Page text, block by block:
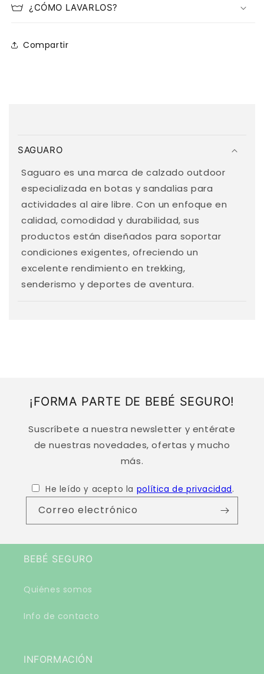
¿CÓMO LAVARLOS?
Compartir
n
t
e
n
d
o
d
e
SAGUARO
Saguaro es una marca de calzado outdoor
especializada en botas y sandalias para
actividades al aire libre. Con un enfoque en
calidad, comodidad y durabilidad, sus
productos están diseñados para soportar
condiciones exigentes, ofreciendo un
excelente rendimiento en trekking,
senderismo y deportes de aventura.
¡FORMA PARTE DE BEBÉ SEGURO!
Suscríbete a nuestra newsletter y entérate
de nuestras novedades, ofertas y mucho
más.
He leído y acepto la política de privacidad.
Correo electrónico
BEBÉ SEGURO
Quiénes somos
Info de contacto
INFORMACIÓN